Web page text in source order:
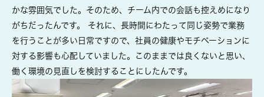
かな雰囲気でした。そのため、チーム内での会話も控えめになり
がちだったんです。
それに、長時間にわたって同じ姿勢で業務
を行うことが多い日常ですので、社員の健康やモチベーションに
対する影響も心配していました。このままでは良くない と思い、
働く環境の見直しを検討することにしたんです。